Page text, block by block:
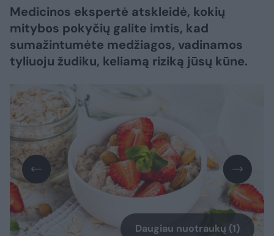
Medicinos ekspertė atskleidė, kokių
mitybos pokyčių galite imtis, kad
sumažintumėte medžiagos, vadinamos
tyliuoju žudiku, keliamą riziką jūsų kūne.
Daugiau nuotraukų (1)